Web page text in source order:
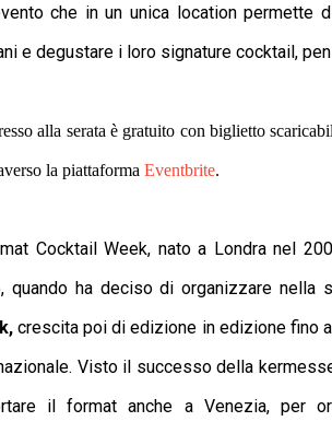
che in un unica location permette
e degustare i loro signature cocktail,
alla serata è gratuito con biglietto
la piattaforma Eventbrite.
Cocktail Week, nato a Londra nel
quando ha deciso di organizzare nella
crescita poi di edizione in edizione fino
Visto il successo della
il format anche a Venezia, per